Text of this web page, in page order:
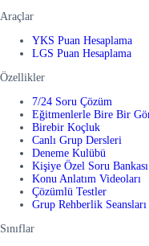
Araçlar
YKS Puan Hesaplama
LGS Puan Hesaplama
Özellikler
7/24 Soru Çözüm
Eğitmenlerle Bire Bir
Birebir Koçluk
Canlı Grup Dersleri
Deneme Kulübü
Kişiye Özel Soru Bankası
Konu Anlatım Videoları
Çözümlü Testler
Grup Rehberlik Seansları
Sınıflar